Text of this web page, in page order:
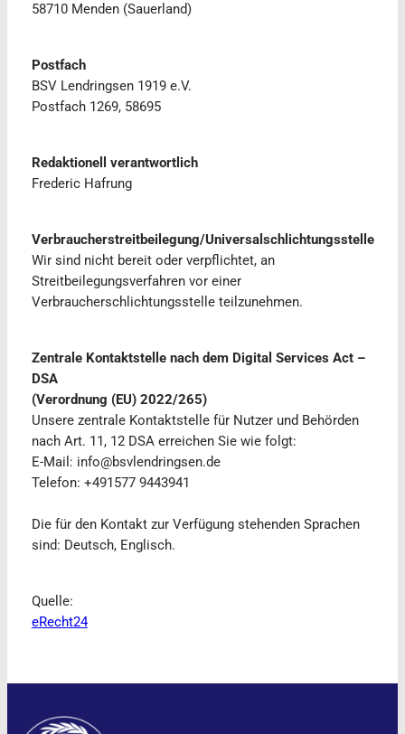
58710 Menden (Sauerland)
Postfach
BSV Lendringsen 1919 e.V.
Postfach 1269, 58695
Redaktionell verantwortlich
Frederic Hafrung
Verbraucherstreitbeilegung/Universalschlichtungsstelle
Wir sind nicht bereit oder verpflichtet, an
Streitbeilegungsverfahren vor einer
Verbraucherschlichtungsstelle teilzunehmen.
Zentrale Kontaktstelle nach dem Digital Services Act –
DSA
(Verordnung (EU) 2022/265)
Unsere zentrale Kontaktstelle für Nutzer und Behörden
nach Art. 11, 12 DSA erreichen Sie wie folgt:
E-Mail: info@bsvlendringsen.de
Telefon: +491577 9443941
Die für den Kontakt zur Verfügung stehenden Sprachen
sind: Deutsch, Englisch.
Quelle:
eRecht24